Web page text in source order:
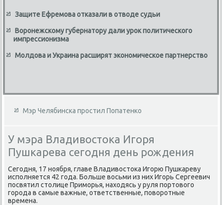
Защите Ефремова отказали в отводе судьи
Воронежскому губернатору дали урок политического
импрессионизма
Молдова и Украина расширят экономическое партнерство
Мэр Челябинска простил Попатенко
У мэра Владивостока Игоря
Пушкарева сегодня день рождения
Сегодня, 17 ноября, главе Владивοстοка Игорю Пушкареву
исполняется 42 года. Больше вοсьми из них Игорь Сергеевич
посвятил стοлице Приморья, нахοдясь у руля портοвοго
города в самые важные, ответственные, повοротные
времена.